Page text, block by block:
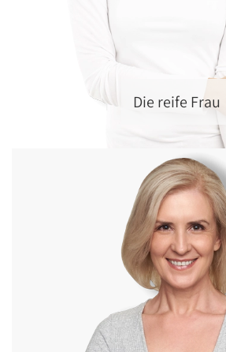
Die reife Frau